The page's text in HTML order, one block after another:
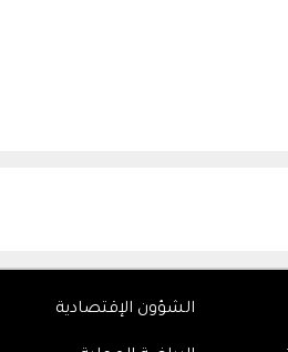
الشؤون الإقتصادية